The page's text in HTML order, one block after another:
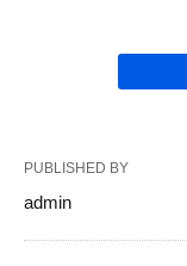
PUBLISHED BY
admin